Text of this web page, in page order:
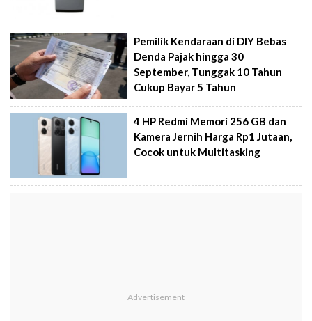
Pemilik Kendaraan di DIY Bebas
Denda Pajak hingga 30
September, Tunggak 10 Tahun
Cukup Bayar 5 Tahun
4 HP Redmi Memori 256 GB dan
Kamera Jernih Harga Rp1 Jutaan,
Cocok untuk Multitasking